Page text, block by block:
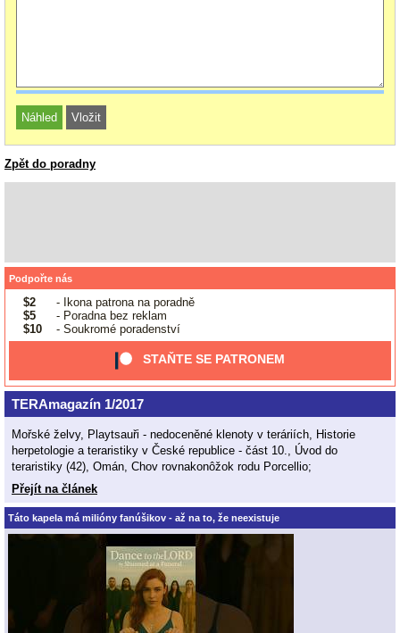
Zpět do poradny
Podpořte nás
$2
- Ikona patrona na poradně
$5
- Poradna bez reklam
$10
- Soukromé poradenství
STAŇTE SE PATRONEM
TERAmagazín 1/2017
Mořské želvy, Playtsauři - nedoceněné klenoty v teráriích, Historie
herpetologie a teraristiky v České republice - část 10., Úvod do
teraristiky (42), Omán, Chov rovnakonôžok rodu Porcellio;
Přejít na článek
Táto kapela má milióny fanúšikov - až na to, že neexistuje